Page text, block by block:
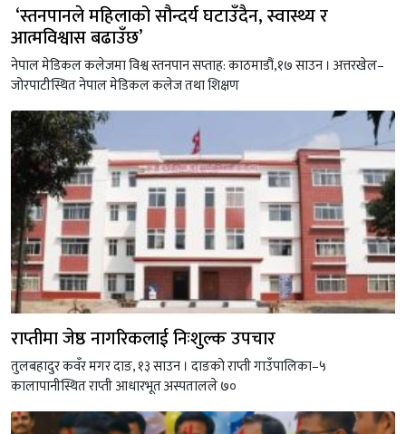
‘स्तनपानले महिलाको सौन्दर्य घटाउँदैन, स्वास्थ्य र
आत्मविश्वास बढाउँछ’
नेपाल मेडिकल कलेजमा विश्व स्तनपान सप्ताह: काठमाडौं,१७ साउन । अत्तरखेल–
जोरपाटीस्थित नेपाल मेडिकल कलेज तथा शिक्षण
राप्तीमा जेष्ठ नागरिकलाई निःशुल्क उपचार
तुलबहादुर कवँर मगर दाङ, १३ साउन । दाङको राप्ती गाउँपालिका–५
कालापानीस्थित राप्ती आधारभूत अस्पतालले ७०